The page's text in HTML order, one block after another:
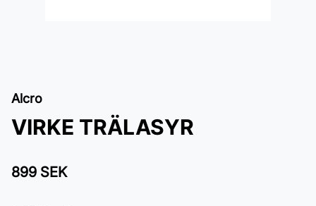
Alcro
VIRKE TRÄLASYR
899 SEK